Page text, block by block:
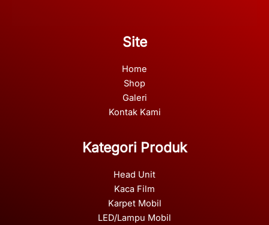
Site
Home
Shop
Galeri
Kontak Kami
Kategori Produk
Head Unit
Kaca Film
Karpet Mobil
LED/Lampu Mobil